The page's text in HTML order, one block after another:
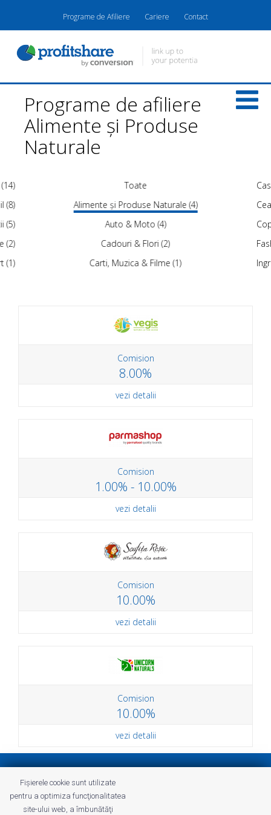
Programe de Afiliere Cariere Contact
Programe de afiliere
Alimente și Produse
Naturale
(8)
(5)
(2)
(1)
Toate
Alimente și Produse Naturale (4)
Auto & Moto (4)
Cadouri & Flori (2)
Carti, Muzica & Filme (1)
Comision
8.00%
vezi detalii
Comision
1.00% - 10.00%
vezi detalii
Comision
10.00%
vezi detalii
Comision
10.00%
vezi detalii
Termeni și Condiții Profitshare
Întrebări frecvente
Fișierele cookie sunt utilizate
pentru a optimiza funcţionalitatea
site-ului web, a îmbunătăţi